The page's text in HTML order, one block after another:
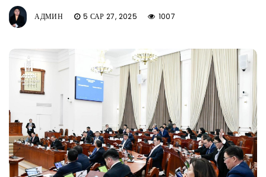
АДМИН 5 САР 27, 2025 1007